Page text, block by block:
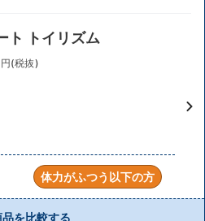
ト トイリズム
円(税抜)
体力がふつう以下の方
品を比較する